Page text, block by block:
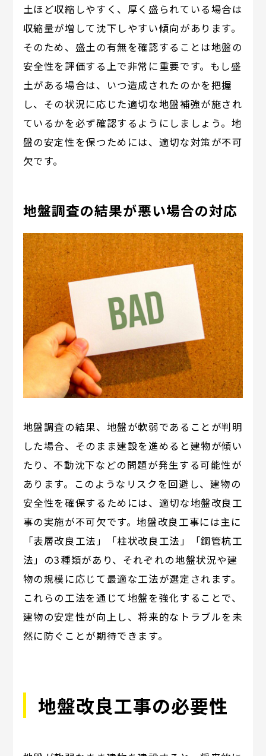
土ほど収縮しやすく、厚く盛られている場合は
収縮量が増して沈下しやすい傾向があります。
そのため、盛土の有無を確認することは地盤の
安全性を評価する上で非常に重要です。もし盛
土がある場合は、いつ造成されたのかを把握
し、その状況に応じた適切な地盤補強が施され
ているかを必ず確認するようにしましょう。地
盤の安定性を保つためには、適切な対策が不可
欠です。
地盤調査の結果が悪い場合の対応
地盤調査の結果、地盤が軟弱であることが判明
した場合、そのまま建設を進めると建物が傾い
たり、不動沈下などの問題が発生する可能性が
あります。このようなリスクを回避し、建物の
安全性を確保するためには、適切な地盤改良工
事の実施が不可欠です。地盤改良工事には主に
「表層改良工法」「柱状改良工法」「鋼管杭工
法」の3種類があり、それぞれの地盤状況や建
物の規模に応じて最適な工法が選定されます。
これらの工法を通じて地盤を強化することで、
建物の安定性が向上し、将来的なトラブルを未
然に防ぐことが期待できます。
地盤改良工事の必要性